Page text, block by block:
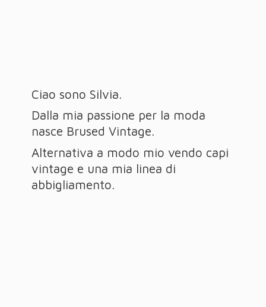
Ciao sono Silvia.
Dalla mia passione per la moda
nasce Brused Vintage.
Alternativa a modo mio vendo capi
vintage e una mia linea di
abbigliamento.